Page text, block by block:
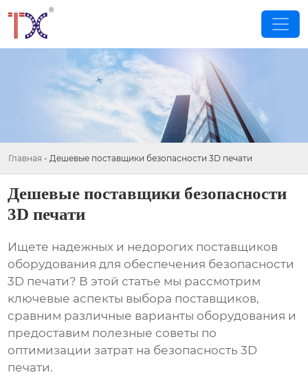
Главная - Дешевые поставщики безопасности 3D печати
Дешевые поставщики безопасности
3D печати
Ищете надежных и недорогих поставщиков
оборудования для обеспечения безопасности
3D печати? В этой статье мы рассмотрим
ключевые аспекты выбора поставщиков,
сравним различные варианты оборудования и
предоставим полезные советы по
оптимизации затрат на безопасность 3D
печати.